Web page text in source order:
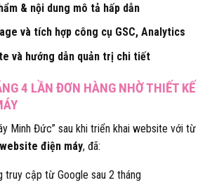
& nội dung mô tả hấp dẫn
và tích hợp công cụ GSC, Analytics
và hướng dẫn quản trị chi tiết
4 LẦN ĐƠN HÀNG NHỜ THIẾT KẾ
Minh Đức” sau khi triển khai website với từ
điện máy, đã:
truy cập từ Google sau 2 tháng